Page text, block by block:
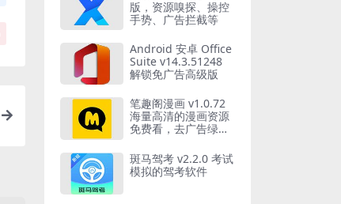
版，资源嗅探、操控
手势、广告拦截等
Android 安卓 Office
Suite v14.3.51248
解锁免广告高级版
笔趣阁漫画 v1.0.72
海量高清的漫画资源
免费看，去广告绿化
斑马驾考 v2.2.0 考试
模拟的驾考软件